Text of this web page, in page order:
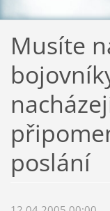
Musíte
poslání